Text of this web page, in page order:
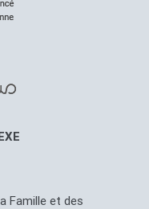
Famille et des